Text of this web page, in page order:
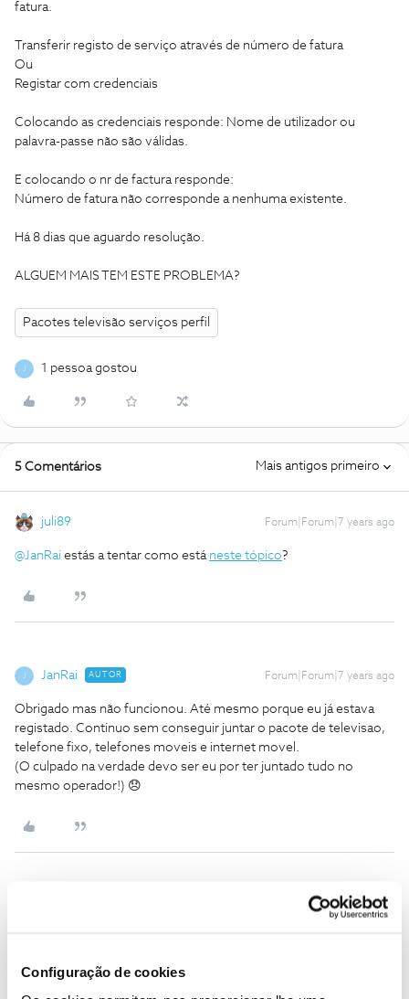
Configuração de cookies
fatura.
Transferir registo de serviço através de número de fatura
Ou
Registar com credenciais
Colocando as credenciais responde: Nome de utilizador ou
palavra-passe não são válidas.
E colocando o nr de factura responde:
Número de fatura não corresponde a nenhuma existente.
Há 8 dias que aguardo resolução.
ALGUEM MAIS TEM ESTE PROBLEMA?
Pacotes televisão serviços perfil
1 pessoa gostou
5 Comentários Mais antigos primeiro
juli89 Forum|Forum|7 years ago
@JanRai estás a tentar como está neste tópico?
JanRai AUTOR Forum|Forum|7 years ago
Obrigado mas não funcionou. Até mesmo porque eu já estava
registado. Continuo sem conseguir juntar o pacote de televisao,
telefone fixo, telefones moveis e internet movel.
(O culpado na verdade devo ser eu por ter juntado tudo no
mesmo operador!) 😞
Forum|Forum|7 years ago